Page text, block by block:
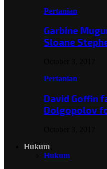
Pertanian
Garbine
Sloane
Pertanian
David Goffin
Dolgopolov
Hukum
Hukum